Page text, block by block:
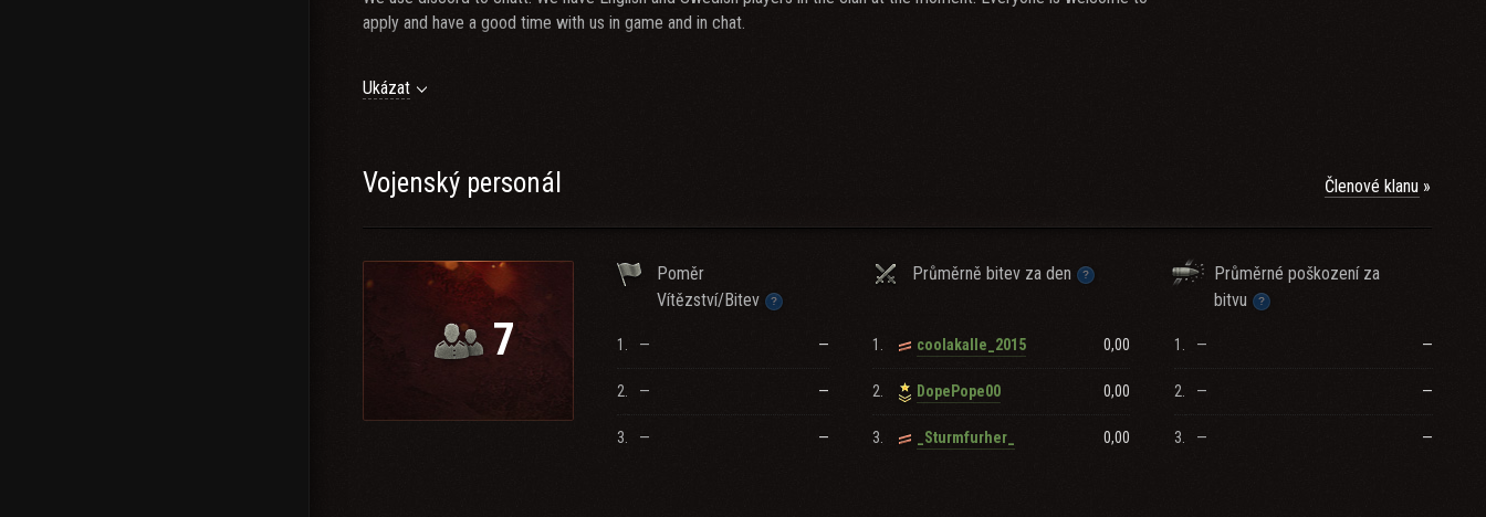
apply and have a good time with us in game and in chat.
Ukázat
Vojenský personál Členové klanu
7
Poměr
Vítězství/Bitev
Průměrně bitev za den
Průměrné poškození za
bitvu
1. — —
2. — —
3. — —
1. coolakalle_2015 0,00
2. DopePope00 0,00
3. _Sturmfurher_ 0,00
1. — —
2. — —
3. — —